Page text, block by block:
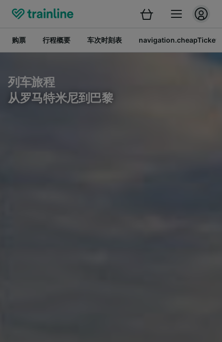
购票 行程概要 车次时刻表 navigation.cheapTickets
列车旅程
从罗马特米尼到巴黎